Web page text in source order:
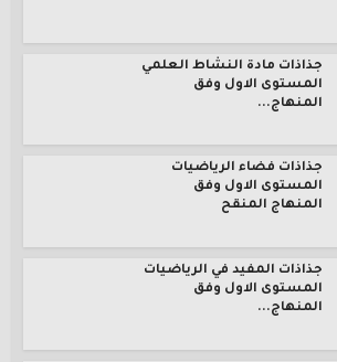
جذاذات مادة النشاط العلمي
المستوى الاول وفق
المنهاج...
جذاذات فضاء الرياضيات
المستوى الاول وفق
المنهاج المنقح
جذاذات المفيد في الرياضيات
المستوى الاول وفق
المنهاج...